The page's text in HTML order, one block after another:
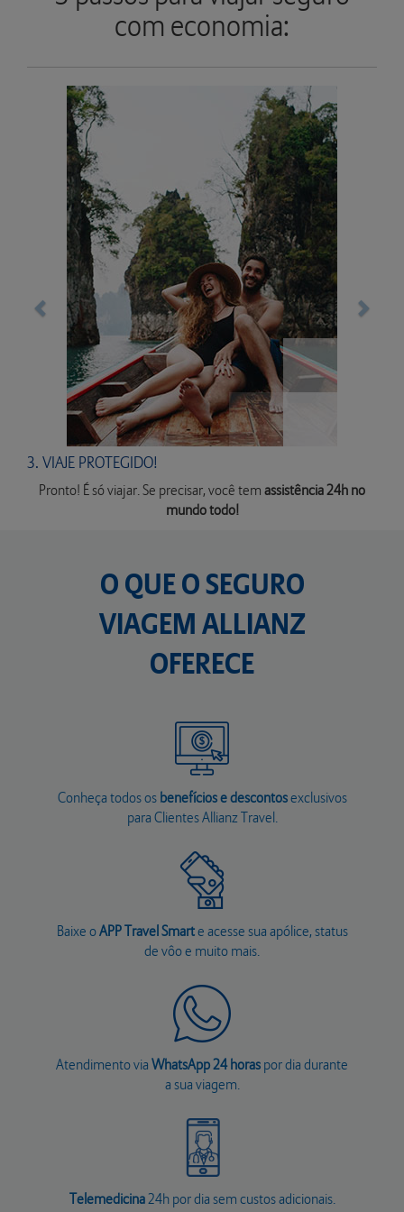
com economia:
3. VIAJE PROTEGIDO!
Pronto! É só viajar. Se precisar, você temassistência 24h no
mundo todo!
Previous
O QUE OSEGURO
VIAGEM ALLIANZ
OFERECE
Conheça todos osbenefícios e descontosexclusivos
para Clientes Allianz Travel.
Baixe oAPP Travel Smarte acesse sua apólice, status
de vôo e muito mais.
Atendimento viaWhatsApp 24 horaspor dia durante
a sua viagem.
Telemedicina24h por dia sem custos adicionais.